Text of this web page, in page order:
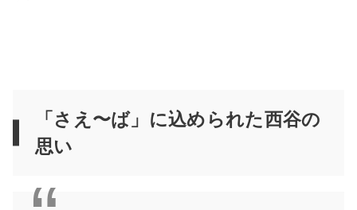
「さえ〜ば」に込められた西谷の
思い